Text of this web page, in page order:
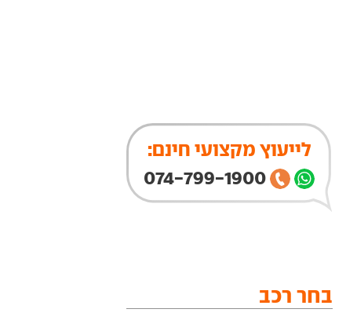
לייעוץ מקצועי חינם:
074-799-1900
בחר רכב